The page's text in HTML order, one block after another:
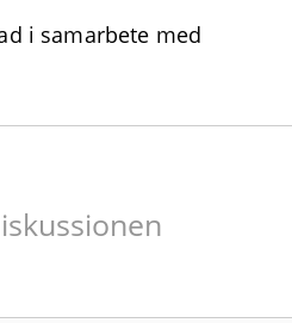
i samarbete med